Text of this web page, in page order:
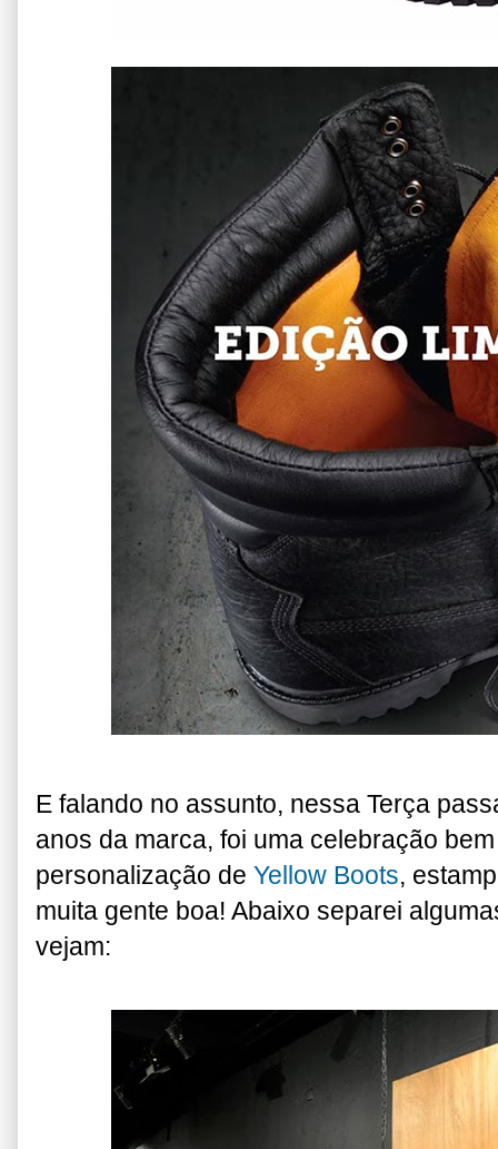
E falando no assunto, nessa Terça
anos da marca, foi uma celebração
personalização de Yellow Boots,
muita gente boa! Abaixo separei
vejam: